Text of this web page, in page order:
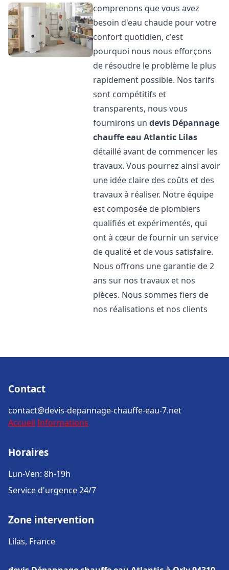
comprenons que vous avez
besoin d'eau chaude pour votre
confort quotidien, c'est
pourquoi nous nous efforçons
de résoudre le problème le plus
rapidement possible. Nos tarifs
sont compétitifs et
transparents, nous vous
fournirons undevis Dépannage
chauffe eau Atlantic Lilas
détaillé avant de commencer les
travaux. Vous pourrez ainsi avoir
une idée claire des coûts et des
travaux à réaliser. Notre équipe
est composée de plombiers
qualifiés et expérimentés, qui
ont à cœur de fournir un service
de qualité et de vous satisfaire.
Nous offrons une garantie de 2
ans sur nos travaux et nos
pièces. Nous sommes fiers de
nos réalisations et nos clients
Contact
contact@devis-depannage-chauffe-eau-7.net
Accueil Informations
Horaires
Lun-Ven: 8h-19h
Service d'urgence 24/7
Zone intervention
Lilas, France